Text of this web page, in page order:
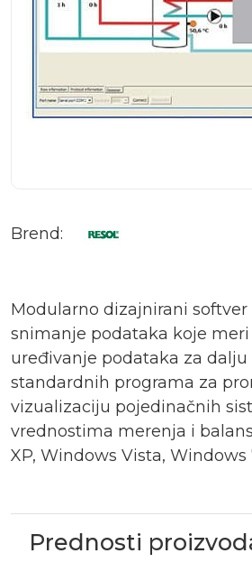
Brend:
Modularno dizajnirani softver
snimanje podataka koje
uređivanje podataka za
standardnih programa za
vizualizaciju pojedinačnih
vrednostima merenja i
XP, Windows Vista, Windows
Prednosti